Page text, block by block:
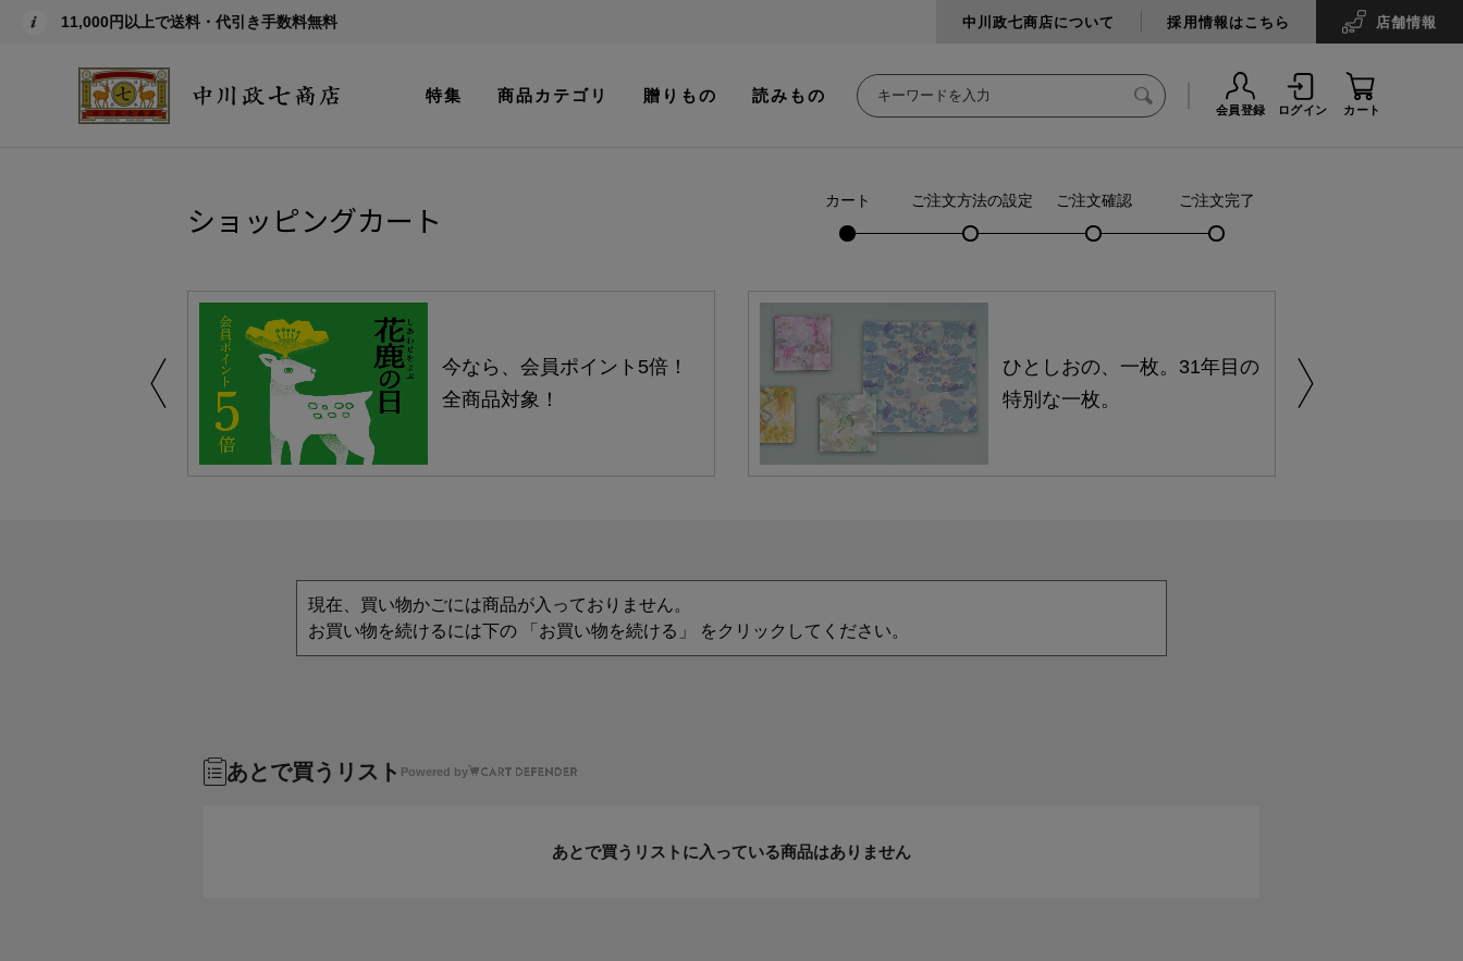
11,000円以上で送料・代引き手数料無料 中川政七商店について 採用情報はこちら 店舗情報
特集 商品カテゴリ 贈りもの 読みもの
会員登録 ログイン カート
ショッピングカート カート ご注文方法の設定 ご注文確認 ご注文完了
今なら、会員ポイント5倍！
全商品対象！
ひとしおの、一枚。31年目の
特別な一枚。
現在、買い物かごには商品が入っておりません。
お買い物を続けるには下の 「お買い物を続ける」 をクリックしてください。
あとで買うリスト Powered by
あとで買うリストに入っている商品はありません